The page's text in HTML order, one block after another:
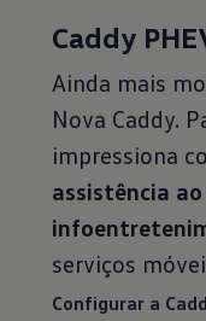
Caddy
Ainda mais
Nova Caddy.
impressiona
assistência
serviços
Configurar a